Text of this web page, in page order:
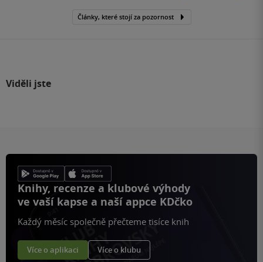
Články, které stojí za pozornost
Viděli jste
Knihy, recenze a klubové výhody
ve vaší kapse a naší appce KDčko
Každý měsíc společně přečteme tisíce knih
Více o aplikaci Více o klubu